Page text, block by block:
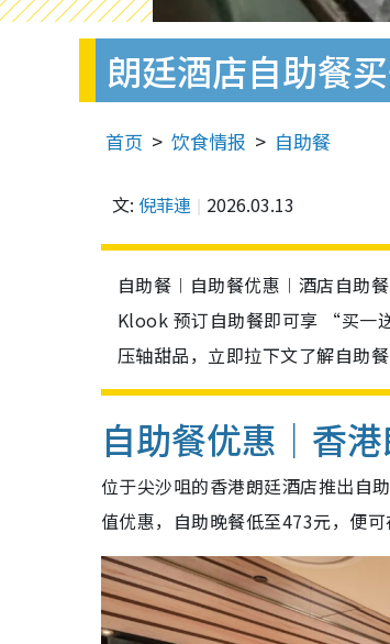
朗廷酒店自助餐
首页 饮食情报 自助餐
文: 倪菲連 2026.03.13
自助餐︱自助餐优惠︱酒店自助
Klook 预订自助餐即可享 “买一
压轴甜品，立即拉下文了解自助餐
自助餐优惠｜香
位于尖沙咀的香港朗廷酒店推出
值优惠，自助晚餐低至473元，便